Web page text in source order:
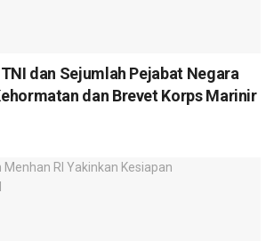
dan Sejumlah Pejabat Negara
dan Brevet Korps Marinir